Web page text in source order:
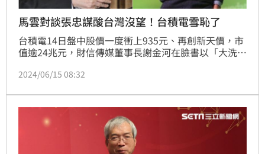
馬雲對談張忠謀酸台灣沒望！台積電雪恥了
台積電14日盤中股價一度衝上935元、再創新天價，市
值逾24兆元，財信傳媒董事長謝金河在臉書以「大洗牌
團創辦人馬雲過去曾和台積電創辦人張忠謀對談，並在
休，如今台積電已成為全球第八大市值企業。
2024/06/15 08:32